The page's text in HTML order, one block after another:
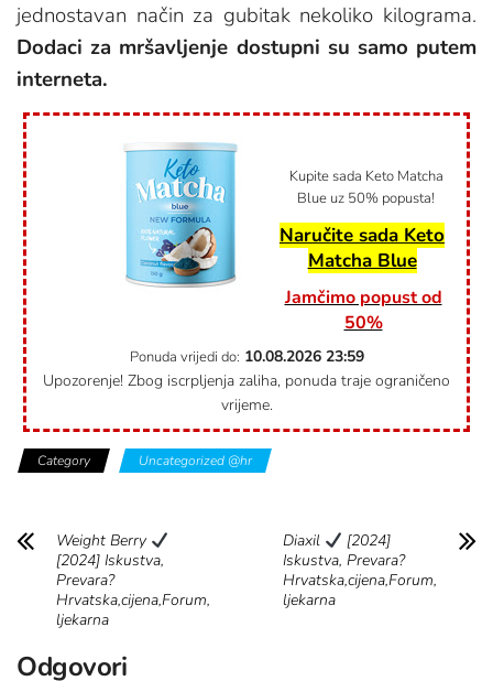
jednostavan način za gubitak nekoliko kilograma.
Dodaci za mršavljenje dostupni su samo putem
interneta.
Kupite sada Keto Matcha
Blue uz 50% popusta!
Naručite sada Keto
Matcha Blue
Jamčimo popust od
50%
Ponuda vrijedi do: 10.08.2026 23:59
Upozorenje! Zbog iscrpljenja zaliha, ponuda traje ograničeno
vrijeme.
Category Uncategorized @hr
Weight Berry
[2024] Iskustva,
Prevara?
Hrvatska,cijena,Forum,
ljekarna
Diaxil
[2024]
Iskustva, Prevara?
Hrvatska,cijena,Forum,
ljekarna
Odgovori